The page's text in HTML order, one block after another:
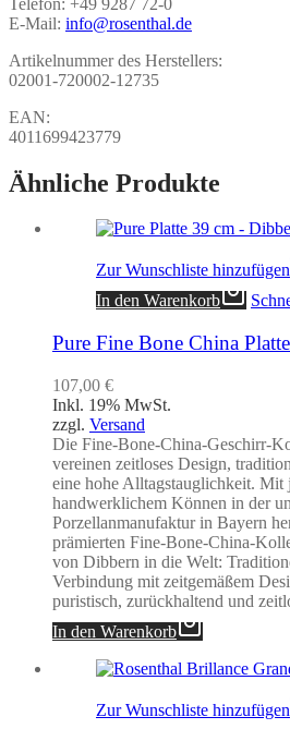
E-Mail: info@rosenthal.de
Artikelnummer des Herstellers:
02001-720002-12735
EAN:
4011699423779
Ähnliche Produkte
Zur Wunschliste hinzufügen
In den Warenkorb
Pure Fine Bone China
107,00 €
Inkl. 19% MwSt.
zzgl. Versand
Die Fine-Bone-China-Geschirr-
vereinen zeitloses Design,
eine hohe Alltagstauglichkeit. Mit
handwerklichem Können in der
Porzellanmanufaktur in Bayern
prämierten Fine-Bone-China-
von Dibbern in die Welt:
Verbindung mit zeitgemäßem
puristisch, zurückhaltend und
In den Warenkorb
Zur Wunschliste hinzufügen